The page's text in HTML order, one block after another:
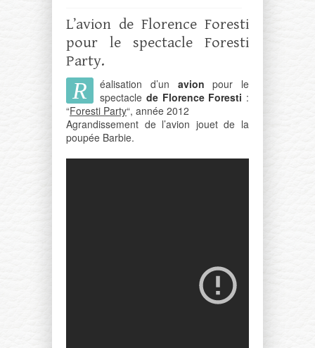
L’avion de Florence Foresti
pour le spectacle Foresti
Party.
R éalisation d’un avion pour le
spectacle de Florence Foresti :
“Foresti Party“, année 2012
Agrandissement de l’avion jouet de la
poupée Barbie.